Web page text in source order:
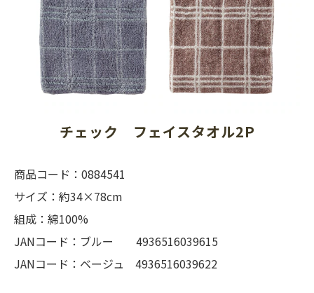
チェック　フェイスタオル2P
商品コード：0884541
サイズ：約34×78cm
組成：綿100%
JANコード：ブルー 4936516039615
JANコード：ベージュ 4936516039622